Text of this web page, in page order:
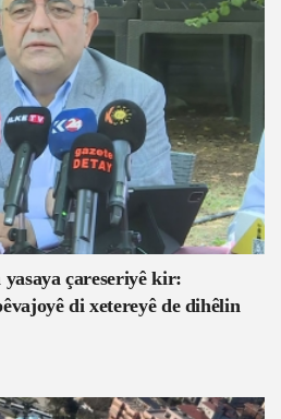
yasaya çareseriyê kir:
di xetereyê de dihêlin